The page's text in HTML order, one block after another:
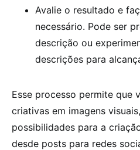
Avalie o resultado e
necessário. Pode ser
descrição ou
descrições para
Esse processo permite que
criativas em imagens
possibilidades para a
desde posts para redes